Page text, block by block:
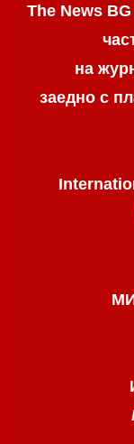
The News
на
заедно с